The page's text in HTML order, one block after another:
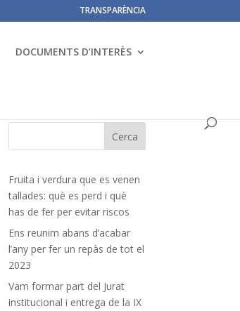
TRANSPARÈNCIA
DOCUMENTS D’INTERÈS
Fruita i verdura que es venen
tallades: què es perd i què
has de fer per evitar riscos
Ens reunim abans d’acabar
l’any per fer un repàs de tot el
2023
Vam formar part del Jurat
institucional i entrega de la IX